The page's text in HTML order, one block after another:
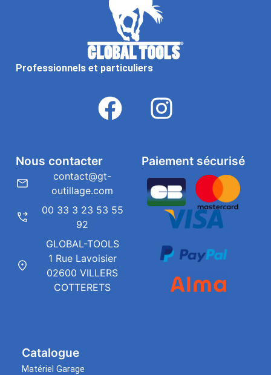
Professionnels et particuliers
Catalogue
Matériel Garage
Paiement sécurisé
Nous contacter
contact@gt-
outillage.com
00 33 3 23 53 55
92
GLOBAL-TOOLS
1 Rue Lavoisier
02600 VILLERS
COTTERETS